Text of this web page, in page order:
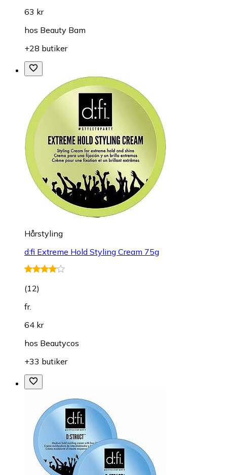
63 kr
hos Beauty Bam
+28 butiker
Hårstyling
d:fi Extreme Hold Styling Cream 75g
(12)
fr.
64 kr
hos Beautycos
+33 butiker